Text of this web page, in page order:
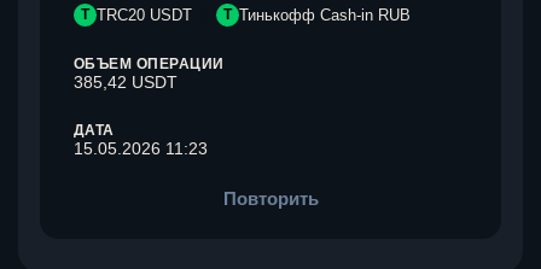
T TRC20 USDT Т Тинькофф Cash-in RUB
ОБЪЕМ ОПЕРАЦИИ
385,42 USDT
ДАТА
15.05.2026 11:23
Повторить